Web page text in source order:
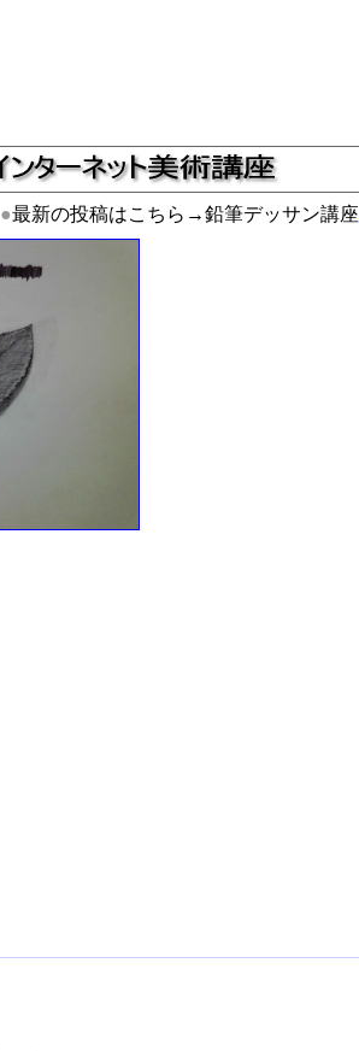
●最新の投稿はこちら→鉛筆デッサン講座